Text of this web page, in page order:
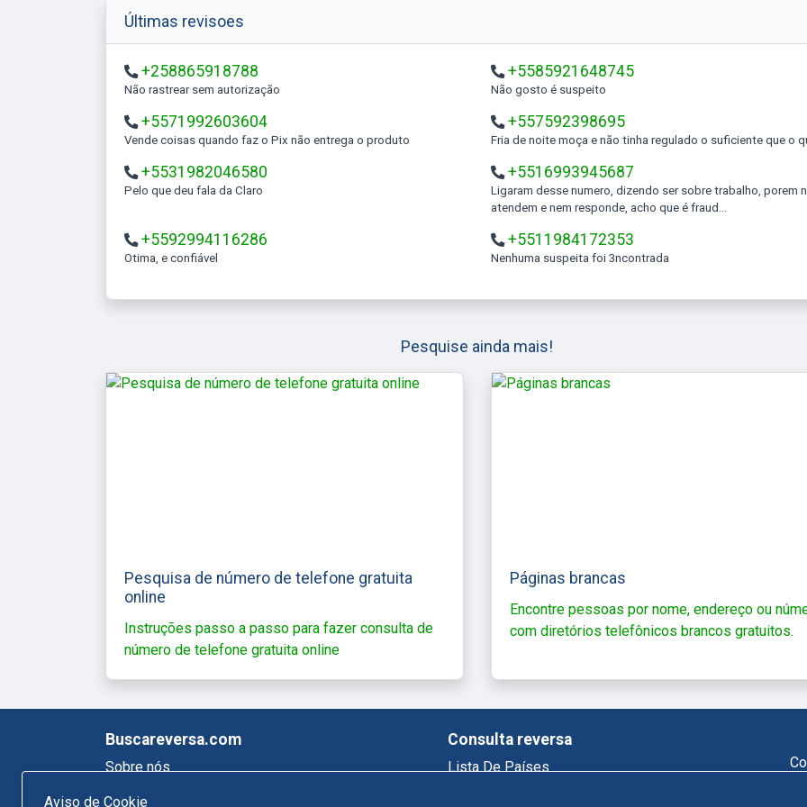
Últimas revisoes
+258865918788
Não rastrear sem autorização
+5585921648745
Não gosto é suspeito
+5571992603604
Vende coisas quando faz o Pix não entrega o produto
+557592398695
Fria de noite moça e não tinha regulado o suficiente que o
+5531982046580
Pelo que deu fala da Claro
+5516993945687
Ligaram desse numero, dizendo ser sobre trabalho, porem não
atendem e nem responde, acho que é fraud...
+5592994116286
Otima, e confiável
+5511984172353
Nenhuma suspeita foi 3ncontrada
Pesquise ainda mais!
Pesquisa de número de telefone gratuita
online
Instruções passo a passo para fazer consulta de
número de telefone gratuita online
Páginas brancas
Encontre pessoas por nome, endereço ou
com diretórios telefônicos brancos gratuitos.
Aviso de Cookie
Buscareversa.com
Sobre nós
Consulta reversa
Lista De Países